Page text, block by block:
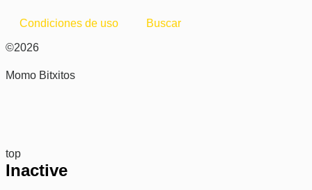
Condiciones de uso Buscar
©2026
Momo Bitxitos
top
Inactive